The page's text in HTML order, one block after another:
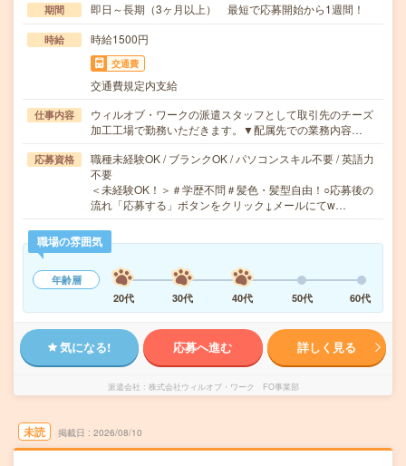
期間 即日～長期（3ヶ月以上） 最短で応募開始から1週間！
時給 時給1500円
交通費
交通費規定内支給
仕事内容
ウィルオブ・ワークの派遣スタッフとして取引先のチーズ
加工工場で勤務いただきます。▼配属先での業務内容…
応募資格
職種未経験OK / ブランクOK / パソコンスキル不要 / 英語力
不要
＜未経験OK！＞＃学歴不問＃髪色・髪型自由！○応募後の
流れ「応募する」ボタンをクリック↓メールにてw…
職場の雰囲気
年齢層
20代
30代 40代 50代 60代
気になる! 応募へ進む 詳しく見る
派遣会社 株式会社ウィルオブ・ワーク FO事業部
未読 掲載日 2026/08/10